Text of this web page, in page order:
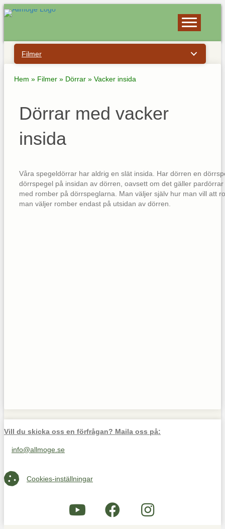
Filmer
Hem » Filmer » Dörrar » Vacker insida
Dörrar med vacker
insida
Våra spegeldörrar har aldrig en slät insida. Har dörren en
dörrspegel på insidan av dörren, oavsett om det gäller
med romber på dörrspeglarna. Man väljer själv hur man vill att
man väljer romber endast på utsidan av dörren.
Vill du skicka oss en förfrågan? Maila oss på:
Maila oss på info@allmoge.se
info@allmoge.se
Cookies-inställningar
Cookies-inställningar